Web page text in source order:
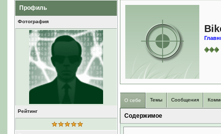
Профиль
Фотография
Рейтинг
О себе Темы Сообщения
Содержимое